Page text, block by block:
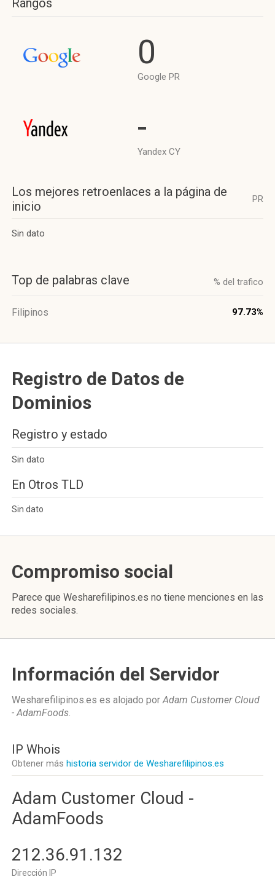
Rangos
0
Google PR
-
Yandex CY
Los mejores retroenlaces a la página de
inicio
PR
Sin dato
Top de palabras clave % del trafico
Filipinos 97.73%
Registro de Datos de
Dominios
Registro y estado
Sin dato
En Otros TLD
Sin dato
Compromiso social
Parece que Wesharefilipinos.es no tiene menciones en las
redes sociales.
Información del Servidor
Wesharefilipinos.es es alojado porAdam Customer Cloud
- AdamFoods.
IP Whois
Obtener más historia servidor de Wesharefilipinos.es
Adam Customer Cloud -
AdamFoods
212.36.91.132
Dirección IP